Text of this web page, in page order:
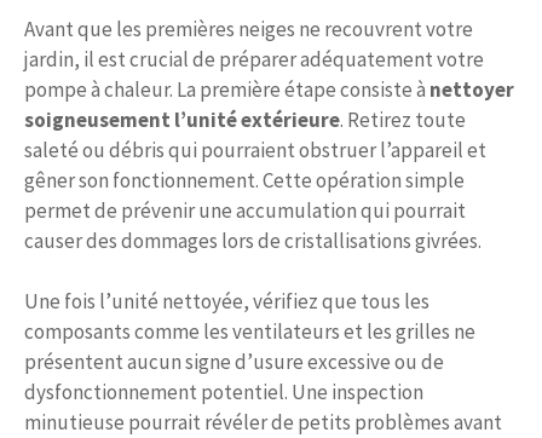
Avant que les premières neiges ne recouvrent votre
jardin, il est crucial de préparer adéquatement votre
pompe à chaleur. La première étape consiste à nettoyer
soigneusement l’unité extérieure. Retirez toute
saleté ou débris qui pourraient obstruer l’appareil et
gêner son fonctionnement. Cette opération simple
permet de prévenir une accumulation qui pourrait
causer des dommages lors de cristallisations givrées.
Une fois l’unité nettoyée, vérifiez que tous les
composants comme les ventilateurs et les grilles ne
présentent aucun signe d’usure excessive ou de
dysfonctionnement potentiel. Une inspection
minutieuse pourrait révéler de petits problèmes avant